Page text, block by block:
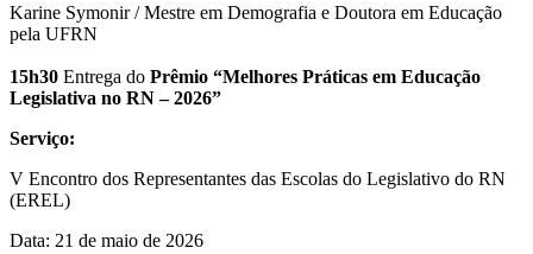
Karine Symonir / Mestre em Demografia e Doutora em Educação
pela UFRN
15h30 Entrega do Prêmio “Melhores Práticas em Educação
Legislativa no RN – 2026”
Serviço:
V Encontro dos Representantes das Escolas do Legislativo do RN
(EREL)
Data: 21 de maio de 2026